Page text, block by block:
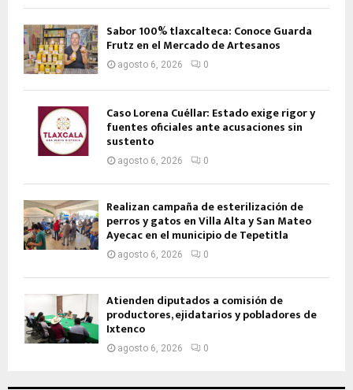
Sabor 100% tlaxcalteca: Conoce Guarda
Frutz en el Mercado de Artesanos
agosto 6, 2026 0
Caso Lorena Cuéllar: Estado exige rigor y
fuentes oficiales ante acusaciones sin
sustento
agosto 6, 2026 0
Realizan campaña de esterilización de
perros y gatos en Villa Alta y San Mateo
Ayecac en el municipio de Tepetitla
agosto 6, 2026 0
Atienden diputados a comisión de
productores, ejidatarios y pobladores de
Ixtenco
agosto 6, 2026 0